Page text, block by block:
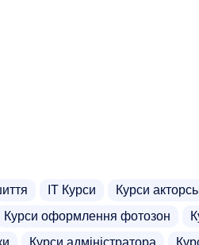
ІТ Курси Курси
Курси оформлення фотозон
Курси адміністратора